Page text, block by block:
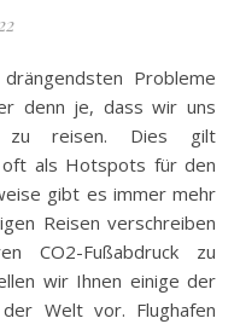
denn je, dass wir uns
zu reisen. Dies gilt
oft als Hotspots für den
gibt es immer mehr
Reisen verschreiben
CO2-Fußabdruck zu
wir Ihnen einige der
der Welt vor. Flughafen